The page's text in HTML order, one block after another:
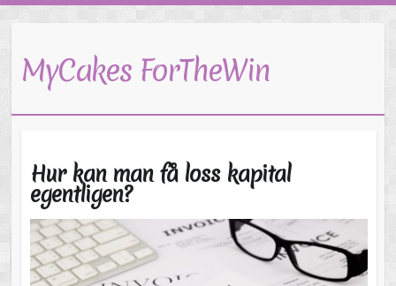
MyCakes ForTheWin
Hur kan man få loss kapital
egentligen?